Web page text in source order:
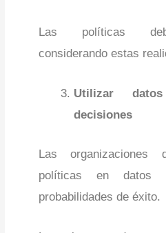
Las políticas
considerando estas
Utilizar
decisiones
Las organizaciones
políticas en datos
probabilidades de éxito.